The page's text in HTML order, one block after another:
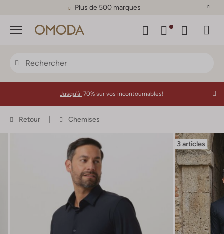
Plus de 500 marques
Menu
Jusqu'à: 70% sur vos incontournables!
Retour Chemises
3 articles